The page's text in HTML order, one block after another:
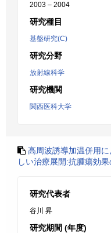
2003 – 2004
研究種目
基盤研究(C)
研究分野
放射線科学
研究機関
関西医科大学
高周波誘導加温併用
しい治療展開:抗腫瘍効
研究代表者
谷川 昇
研究期間 (年度)